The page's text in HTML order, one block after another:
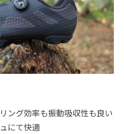
ング効率も振動吸収性も良い
にて快適